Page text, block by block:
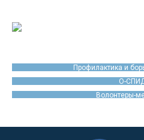
Профилактика и
О-
Волонтеры-